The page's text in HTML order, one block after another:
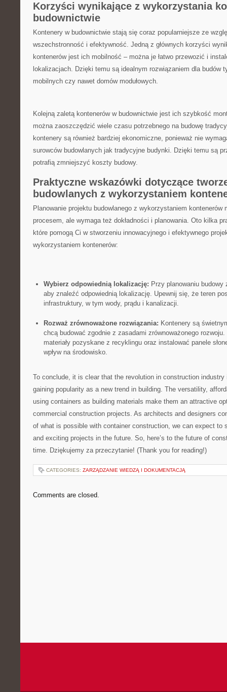
Korzyści wynikające z wykorzystania
budownictwie
Kontenery w budownictwie ⁤stają się‌ coraz popularniejsze​ ze
wszechstronność i ​efektywność. Jedną z głównych korzyści
kontenerów jest ich mobilność – można je ​łatwo przewozić i
lokalizacjach. Dzięki temu są idealnym rozwiązaniem dla budów⁢
mobilnych⁤ czy nawet domów modułowych.
Kolejną ‌zaletą kontenerów w budownictwie jest ich szybkość
można zaoszczędzić wiele czasu potrzebnego na budowę
kontenery są również bardziej ekonomiczne, ‌ponieważ nie
surowców budowlanych jak tradycyjne budynki. Dzięki temu są
potrafią zmniejszyć koszty budowy.
Praktyczne wskazówki dotyczące⁢
budowlanych z wykorzystaniem⁣
Planowanie projektu budowlanego z wykorzystaniem
procesem, ale wymaga też ‌dokładności i planowania. Oto kilka
które ⁣pomogą Ci w stworzeniu innowacyjnego i efektywnego
wykorzystaniem kontenerów:
Wybierz odpowiednią lokalizację: Przy ⁣planowaniu
aby znaleźć odpowiednią lokalizację. Upewnij się,‌ że teren⁤
infrastruktury, w tym wody, prądu i kanalizacji.
Rozważ zrównoważone rozwiązania: Kontenery są
chcą budować zgodnie z zasadami zrównoważonego
materiały pozyskane z recyklingu oraz instalować panele
wpływ na środowisko.
To conclude, it is clear ‌that the revolution ​in⁤ construction
gaining popularity as a new trend in building. The versatility,
using containers ‌as building ⁢materials ⁢make them an attractive⁢
commercial construction projects. As architects and designers⁤
of what is possible with container construction, we can expect to
and exciting projects in the future. So, here’s to ‍the⁣ future of
time. Dziękujemy za przeczytanie! (Thank you ‍for reading!)
CATEGORIES: ZARZĄDZANIE WIEDZĄ I DOKUMENTACJĄ
Comments are closed.